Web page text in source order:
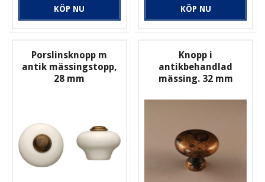
KÖP NU KÖP NU
Porslinsknopp m
antik mässingstopp,
28 mm
Knopp i
antikbehandlad
mässing. 32 mm